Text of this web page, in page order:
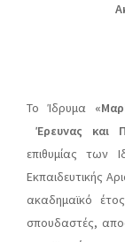
Το Ίδρυμα
Έρευνας και
επιθυμίας των
Εκπαιδευτικής
ακαδημαϊκό
σπουδαστές,